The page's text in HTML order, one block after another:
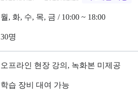
월, 화, 수, 목, 금 / 10:00 ~ 18:00
30명
오프라인 현장 강의, 녹화본 미제공
학습 장비 대여 가능